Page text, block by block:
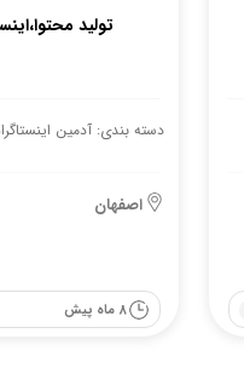
تولید
دسته بندی: آدمین
اصفهان
8 ماه پیش